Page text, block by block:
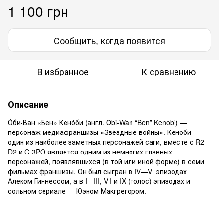
1 100 грн
Сообщить, когда появится
В избранное К сравнению
Описание
О́би-Ван «Бен» Кено́би (англ. Obi-Wan “Ben” Kenobi) —
персонаж медиафраншизы «Звёздные войны». Кеноби —
один из наиболее заметных персонажей саги, вместе с R2-
D2 и C-3PO является одним из немногих главных
персонажей, появлявшихся (в той или иной форме) в семи
фильмах франшизы. Он был сыгран в IV—VI эпизодах
Алеком Гиннессом, а в I—III, VII и IX (голос) эпизодах и
сольном сериале — Юэном Макгрегором.